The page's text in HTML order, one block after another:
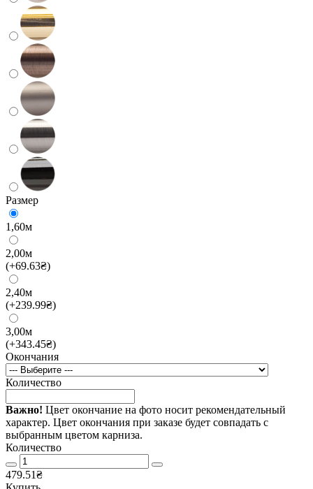
Размер
1,60м
2,00м
(+69.63₴)
2,40м
(+239.99₴)
3,00м
(+343.45₴)
Окончания
Количество
Важно! Цвет окончание на фото носит рекомендательный
характер. Цвет окончания при заказе будет совпадать с
выбранным цветом карниза.
Количество
479.51₴